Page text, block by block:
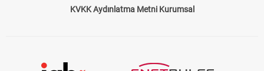
KVKK Aydınlatma Metni Kurumsal